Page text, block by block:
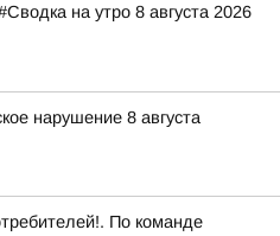
на утро 8 августа 2026
нарушение 8 августа
По команде